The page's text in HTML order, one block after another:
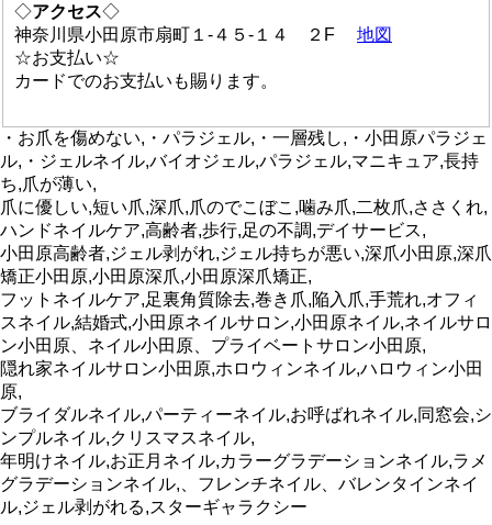
◇アクセス◇
神奈川県小田原市扇町１-４５-１４ ２F 地図
☆お支払い☆
カードでのお支払いも賜ります。
・お爪を傷めない,・パラジェル,・一層残し,・小田原パラジェ
ル,・ジェルネイル,バイオジェル,パラジェル,マニキュア,長持
ち,爪が薄い,
爪に優しい,短い爪,深爪,爪のでこぼこ,噛み爪,二枚爪,ささくれ,
ハンドネイルケア,高齢者,歩行,足の不調,デイサービス,
小田原高齢者,ジェル剥がれ,ジェル持ちが悪い,深爪小田原,深爪
矯正小田原,小田原深爪,小田原深爪矯正,
フットネイルケア,足裏角質除去,巻き爪,陥入爪,手荒れ,オフィ
スネイル,結婚式,小田原ネイルサロン,小田原ネイル,ネイルサロ
ン小田原、ネイル小田原、プライベートサロン小田原,
隠れ家ネイルサロン小田原,ホロウィンネイル,ハロウィン小田
原,
ブライダルネイル,パーティーネイル,お呼ばれネイル,同窓会,シ
ンプルネイル,クリスマスネイル,
年明けネイル,お正月ネイル,カラーグラデーションネイル,ラメ
グラデーションネイル,、フレンチネイル、バレンタインネイ
ル,ジェル剥がれる,スターギャラクシー